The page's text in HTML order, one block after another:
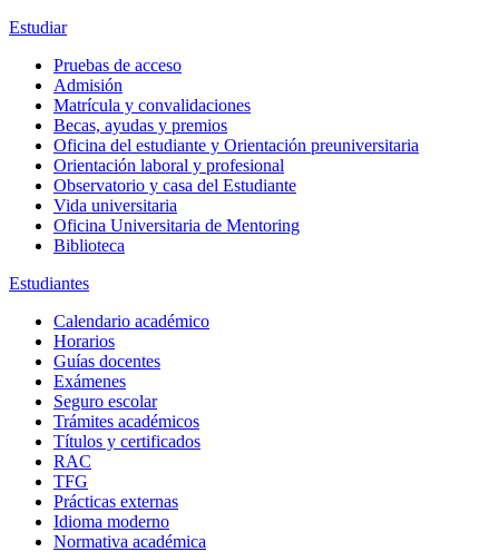
Estudiar
Pruebas de acceso
Admisión
Matrícula y convalidaciones
Becas, ayudas y premios
Oficina del estudiante y Orientación preuniversitaria
Orientación laboral y profesional
Observatorio y casa del Estudiante
Vida universitaria
Oficina Universitaria de Mentoring
Biblioteca
Estudiantes
Calendario académico
Horarios
Guías docentes
Exámenes
Seguro escolar
Trámites académicos
Títulos y certificados
RAC
TFG
Prácticas externas
Idioma moderno
Normativa académica